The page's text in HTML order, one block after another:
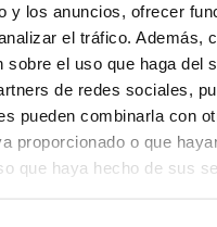
y los anuncios, ofrecer
el tráfico. Además,
sobre el uso que haga del
de redes sociales,
pueden combinarla con
proporcionado o que
que haya hecho de sus